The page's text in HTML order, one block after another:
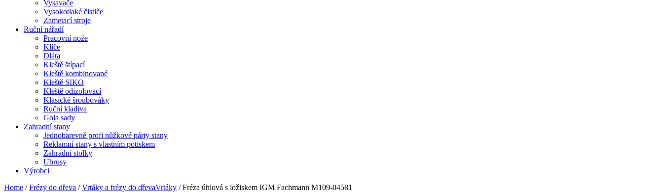
Vysavače
Vysokotlaké čističe
Zametací stroje
Ruční nářadí
Pracovní nože
Klíče
Dláta
Kleště štípací
Kleště kombinované
Kleště SIKO
Kleště odizolovací
Klasické šroubováky
Ruční kladiva
Gola sady
Zahradní stany
Jednobarevné profi nůžkové párty stany
Reklamní stany s vlastním potiskem
Zahradní stolky
Ubrusy
Výrobci
Home /Frézy do dřeva /Vrtáky a frézy do dřevaVrtáky / Fréza úhlová s ložiskem IGM Fachmann M109-04581